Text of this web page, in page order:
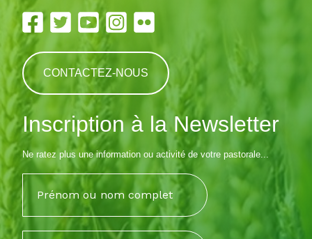
CONTACTEZ-NOUS
Inscription à la Newsletter
Ne ratez plus une information ou activité de votre pastorale...